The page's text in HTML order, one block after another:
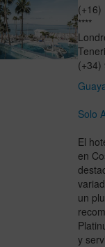
(+16)
****
(+34)
Solo
El
en
un
y